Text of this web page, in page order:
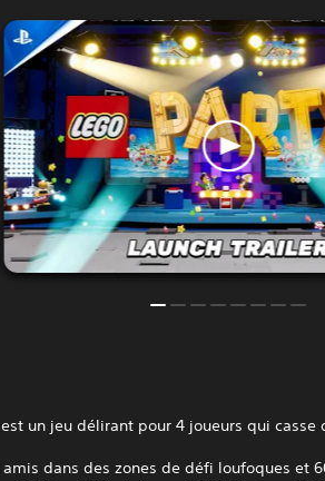
est un jeu délirant pour 4 joueurs qui casse
dans des zones de défi loufoques et